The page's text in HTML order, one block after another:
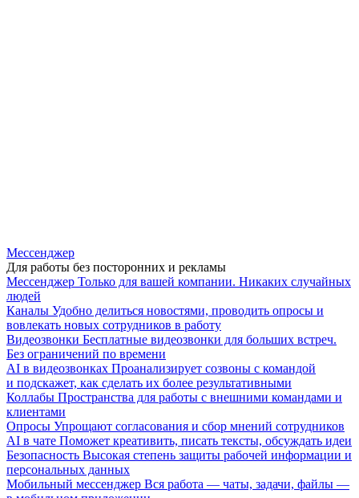
Мессенджер
Для работы без посторонних и рекламы
Мессенджер Только для вашей компании. Никаких случайных
людей
Каналы Удобно делиться новостями, проводить опросы и
вовлекать новых сотрудников в работу
Видеозвонки Бесплатные видеозвонки для больших встреч.
Без ограничений по времени
AI в видеозвонках Проанализирует созвоны с командой
и подскажет, как сделать их более результативными
Коллабы Пространства для работы с внешними командами и
клиентами
Опросы Упрощают согласования и сбор мнений сотрудников
AI в чате Поможет креативить, писать тексты, обсуждать идеи
Безопасность Высокая степень защиты рабочей информации и
персональных данных
Мобильный мессенджер Вся работа — чаты, задачи, файлы —